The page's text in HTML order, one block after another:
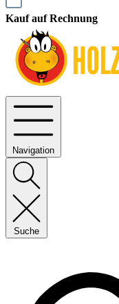
Kauf auf Rechnung
Navigation
Suche